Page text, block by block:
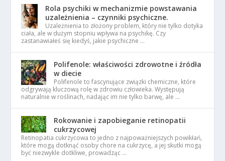
Rola psychiki w mechanizmie powstawania
uzależnienia – czynniki psychiczne.
Uzależnienia to złożony problem, który nie tylko dotyka
ciała, ale w dużym stopniu wpływa na psychikę. Czy
zastanawiałeś się kiedyś, jakie psychiczne …
Polifenole: właściwości zdrowotne i źródła
w diecie
Polifenole to fascynujące związki chemiczne, które
odgrywają kluczową rolę w zdrowiu człowieka. Występują
naturalnie w roślinach, nadając im nie tylko barwę, ale …
Rokowanie i zapobieganie retinopatii
cukrzycowej
Retinopatia cukrzycowa to jedno z najpoważniejszych powikłań,
które mogą dotknąć osoby chore na cukrzycę, a jej skutki mogą
być niezwykle dotkliwe, prowadząc …